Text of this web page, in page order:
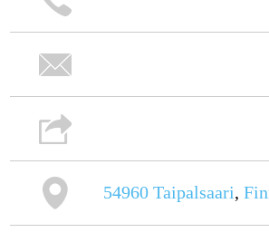
54960 Taipalsaari,